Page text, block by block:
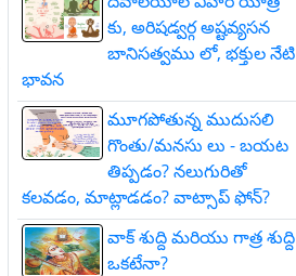
కు, అరిషడ్వర్గ అష్టవ్యసన
బానిసత్వము లో, భక్తుల నేటి
భావన
మూగపోతున్న ముదుసలి
గొంతు/మనసు లు - బయట
తిప్పడం? నలుగురితో
కలవడం, మాట్లాడడం? వాట్సాప్ ఫోన్?
వాక్ శుద్ది మరియు గాత్ర శుద్ది
ఒకటేనా?